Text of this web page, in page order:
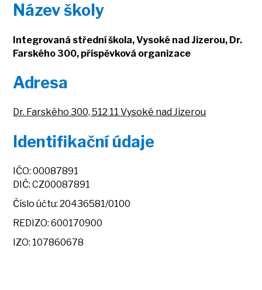
Název školy
Integrovaná střední škola, Vysoké nad Jizerou, Dr.
Farského 300, příspěvková organizace
Adresa
Dr. Farského 300, 512 11 Vysoké nad Jizerou
Identifikační údaje
IČO: 00087891
DIČ: CZ00087891
Číslo účtu: 20436581/0100
REDIZO: 600170900
IZO: 107860678